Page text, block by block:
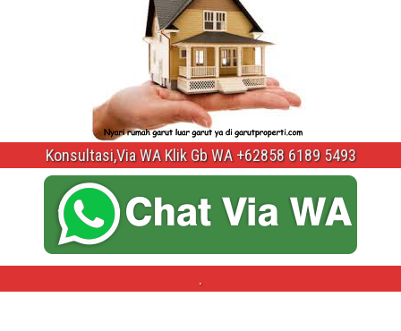
Konsultasi,Via WA Klik Gb WA +62858 6189 5493
.